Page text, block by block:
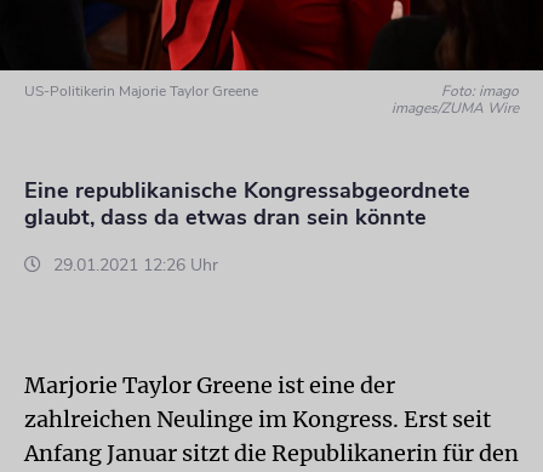
US-Politikerin Majorie Taylor Greene
Foto: imago
images/ZUMA Wire
Eine republikanische Kongressabgeordnete
glaubt, dass da etwas dran sein könnte
29.01.2021 12:26 Uhr
Marjorie Taylor Greene ist eine der
zahlreichen Neulinge im Kongress. Erst seit
Anfang Januar sitzt die Republikanerin für den